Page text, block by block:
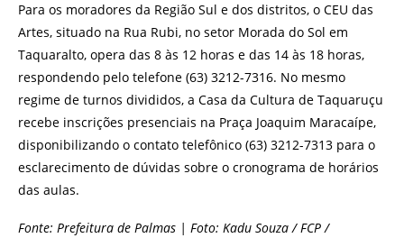
Para os moradores da Região Sul e dos distritos, o CEU das
Artes, situado na Rua Rubi, no setor Morada do Sol em
Taquaralto, opera das 8 às 12 horas e das 14 às 18 horas,
respondendo pelo telefone (63) 3212-7316. No mesmo
regime de turnos divididos, a Casa da Cultura de Taquaruçu
recebe inscrições presenciais na Praça Joaquim Maracaípe,
disponibilizando o contato telefônico (63) 3212-7313 para o
esclarecimento de dúvidas sobre o cronograma de horários
das aulas.
Fonte: Prefeitura de Palmas | Foto: Kadu Souza / FCP /